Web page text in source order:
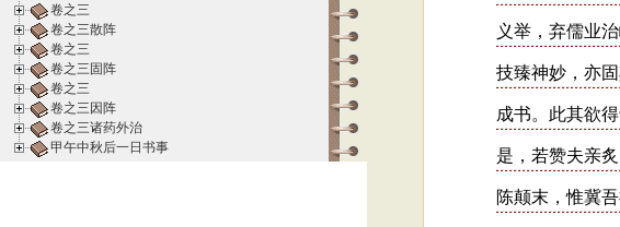
卷之三
卷之三散阵
卷之三
卷之三固阵
卷之三
卷之三因阵
卷之三诸药外治
甲午中秋后一日书事